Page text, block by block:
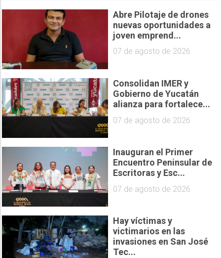
Abre Pilotaje de drones
nuevas oportunidades a
joven emprend...
07 de agosto de 2026
Consolidan IMER y
Gobierno de Yucatán
alianza para fortalece...
07 de agosto de 2026
Inauguran el Primer
Encuentro Peninsular de
Escritoras y Esc...
07 de agosto de 2026
Hay víctimas y
victimarios en las
invasiones en San José
Tec...